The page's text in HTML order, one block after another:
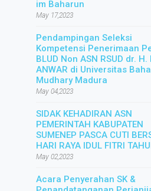
im Baharun
May 17,2023
Pendampingan Seleksi
Kompetensi Penerimaan
BLUD Non ASN RSUD dr. H.
ANWAR di Universitas
Mudhary Madura
May 04,2023
SIDAK KEHADIRAN ASN
PEMERINTAH KABUPATEN
SUMENEP PASCA CUTI
HARI RAYA IDUL FITRI
May 02,2023
Acara Penyerahan SK &